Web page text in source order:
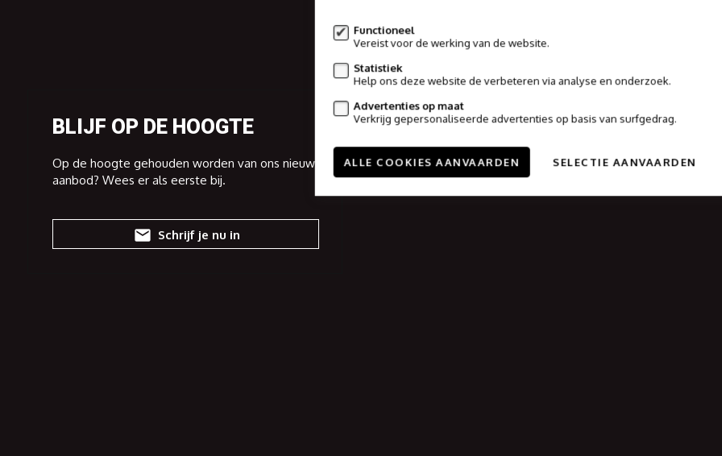
BLIJF OP DE HOOGTE
Op de hoogte gehouden worden van ons nieuw
aanbod? Wees er als eerste bij.
Schrijf je nu in
Functioneel
Vereist voor de werking van de website.
Statistiek
Help ons deze website de verbeteren via analyse en onderzoek.
Advertenties op maat
Verkrijg gepersonaliseerde advertenties op basis van surfgedrag.
ALLE COOKIES AANVAARDEN SELECTIE AANVAARDEN